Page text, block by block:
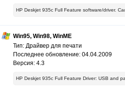
HP Deskjet 935c Full Feature software/driver.
Win95, Win98, WinME
Тип: Драйвер для печати
Последнее обновление: 04.04.2009
Версия: 4.3
HP Deskjet 935c Full Feature Driver: USB and